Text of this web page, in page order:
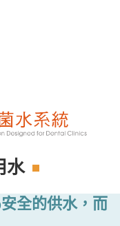
水
全的供水，而